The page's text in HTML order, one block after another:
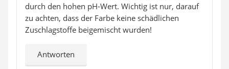
durch den hohen pH-Wert. Wichtig ist nur, darauf
zu achten, dass der Farbe keine schädlichen
Zuschlagstoffe beigemischt wurden!
Antworten